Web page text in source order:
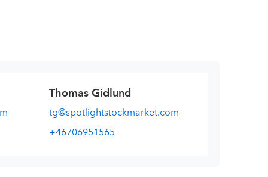
Thomas Gidlund
tg@spotlightstockmarket.com
+46706951565